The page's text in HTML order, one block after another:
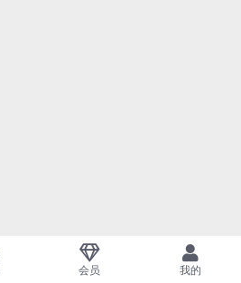
会员 我的